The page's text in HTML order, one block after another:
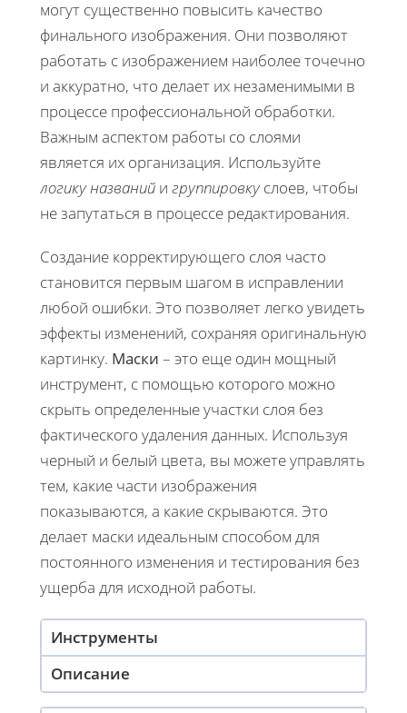
могут существенно повысить качество
финального изображения. Они позволяют
работать с изображением наиболее точечно
и аккуратно, что делает их незаменимыми в
процессе профессиональной обработки.
Важным аспектом работы со слоями
является их организация. Используйте
логику названий и группировкуслоев, чтобы
не запутаться в процессе редактирования.
Создание корректирующего слоя часто
становится первым шагом в исправлении
любой ошибки. Это позволяет легко увидеть
эффекты изменений, сохраняя оригинальную
картинку. Маски – это еще один мощный
инструмент, с помощью которого можно
скрыть определенные участки слоя без
фактического удаления данных. Используя
черный и белый цвета, вы можете управлять
тем, какие части изображения
показываются, а какие скрываются. Это
делает маски идеальным способом для
постоянного изменения и тестирования без
ущерба для исходной работы.
Инструменты
Описание